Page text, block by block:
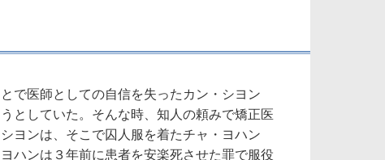
で医師としての自信を失ったカン・シヨン
としていた。そんな時、知人の頼みで矯正医
ヨンは、そこで囚人服を着たチャ・ヨハン
ハンは３年前に患者を安楽死させた罪で服役